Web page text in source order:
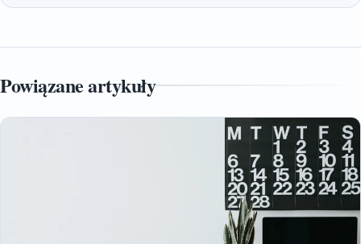
Powiązane artykuły